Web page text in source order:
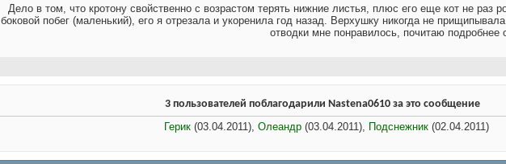
Дело в том, что кротону свойственно с возрастом терять нижние листья, плюс его еще кот не раз
боковой побег (маленький), его я отрезала и укоренила год назад. Верхушку никогда не
отводки мне понравилось, почитаю подробнее
3 пользователей поблагодарили Nastena0610 за это сообщение
Герик(03.04.2011), Олеандр(03.04.2011), Подснежник(02.04.2011)